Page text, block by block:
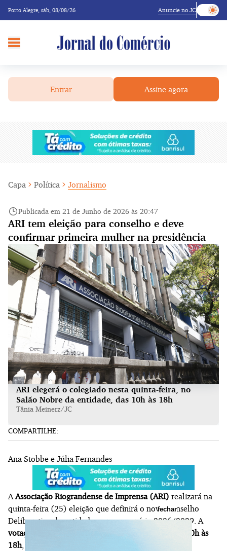
Porto Alegre, sáb, 08/08/26 Anuncie no JC
Entrar Assine agora
Capa Política Jornalismo
Publicada em 21 de Junho de 2026 às 20:47
ARI tem eleição para conselho e deve
confirmar primeira mulher na presidência
ARI elegerá o colegiado nesta quinta-feira, no
Salão Nobre da entidade, das 10h às 18h
Tânia Meinerz/JC
COMPARTILHE:
Ana Stobbe e Júlia Fernandes
AAssociação Riograndense de Imprensa (ARI) realizará na
quinta-feira (25) eleição que definirá o novo Conselho
Deliberativo da entidade para o exercício 2026/2029. A
votação será realizada no Salão Nobre da ARI, das 10h às
18h, exclusivamente de maneira presencial. Poderão
fechar